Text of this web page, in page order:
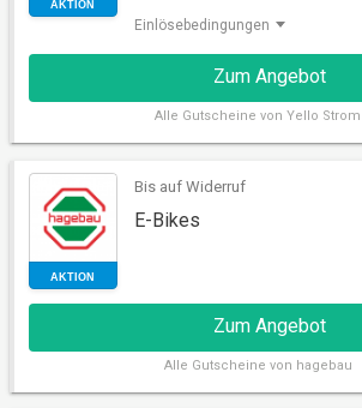
AKTION
Einlösebedingungen
Zum Angebot
Alle Gutscheine von Yello Strom
Bis auf Widerruf
E-Bikes
Zum Angebot
Alle Gutscheine von hagebau